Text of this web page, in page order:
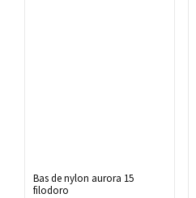
Bas de nylon aurora 15
filodoro